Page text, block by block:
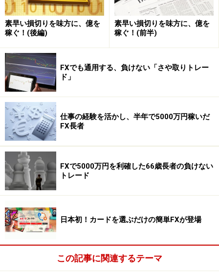
順風満帆と思われたトレード…落とし穴は
メンタル
ガイド内田
その法則がトモラニさんの強い武器になっ
てくれたのですね。
トモラニさん 2007年9月から11月の3カ月間は、一回も
負けなかったんですよ。でも勝ちが続くと、今度は負け
るのが嫌になるのです。だから負けないようにすぐに利
益を確定してしまう。目標値まで我慢できなくなったん
です。利益幅はどんどん狭くなり、さらに、負けたくな
いから損切りもできなくなって…。3カ月間で得た利益を
たった2週間で失ってしまいました。
ガイド内田いわゆる「いって来い」状態ですね…。
トモラニさん そう…。そこで1か月間トレードを一切や
めて、何が悪かったのか何が足りなかったのかを分析し
たんです。出た結論は、もうトレード技術ではない。メ
ンタルの弱さだと。
素早い損切りを味方に、億を
稼ぐ！(後編)
素早い損切りを味方に、億を
稼ぐ！(前半)
FXでも通用する、負けない「さや取りトレー
ド」
仕事の経験を活かし、半年で5000万円稼いだ
FX長者
FXで5000万円を利確した66歳長者の負けない
トレード
日本初！カードを選ぶだけの簡単FXが登場
この記事に関連するテーマ